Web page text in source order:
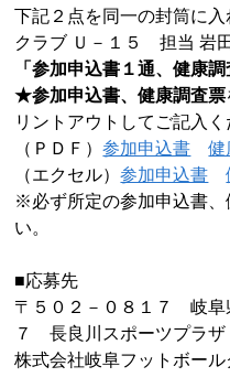
下記２点を同一の封筒に
クラブ Ｕ－１５ 担当 岩
「参加申込書１通、健康調
★参加申込書、健康調査票
リントアウトしてご記入く
（ＰＤＦ）参加申込書
健
（エクセル）参加申込書
※必ず所定の参加申込書、
い。
■応募先
〒５０２－０８１７ 岐阜
７ 長良川スポーツプラザ
株式会社岐阜フットボー